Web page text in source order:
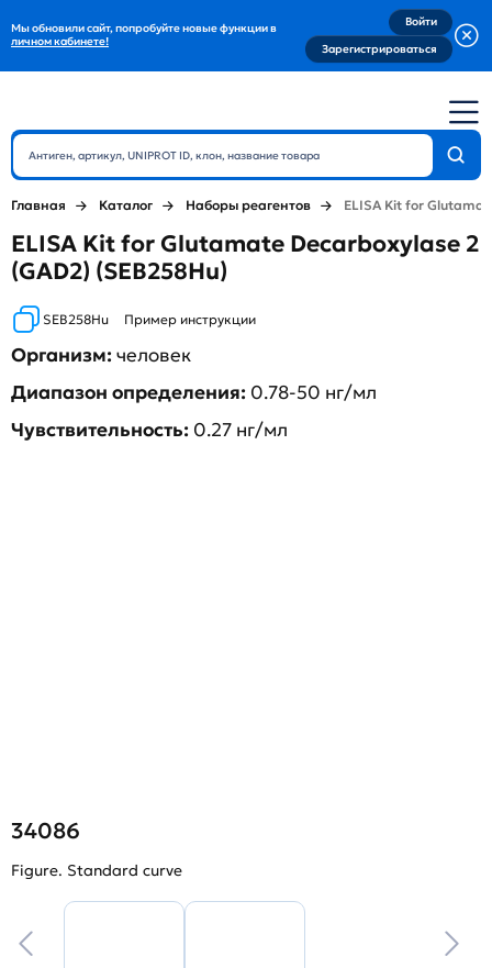
Мы обновили сайт, попробуйте новые функции в
личном кабинете!
Войти
Зарегистрироваться
Главная Каталог Наборы реагентов ELISA Kit for
ELISA Kit for Glutamate Decarboxylase 2
(GAD2) (SEB258Hu)
SEB258Hu Пример инструкции
Организм:человек
Диапазон определения: 0.78-50 нг/мл
Чувствительность: 0.27 нг/мл
34086
Figure. Standard curve